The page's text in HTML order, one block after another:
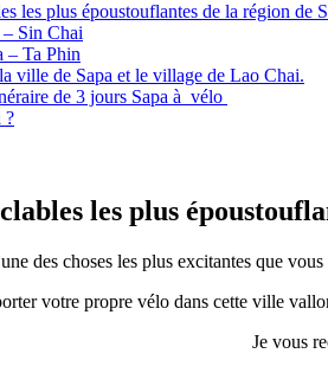
les plus époustouflantes de la région de
– Sin Chai
– Ta Phin
ville de Sapa et le village de Lao Chai.
de 3 jours Sapa à vélo
?
les plus
des choses les plus excitantes que
votre propre vélo dans cette ville
Je vous